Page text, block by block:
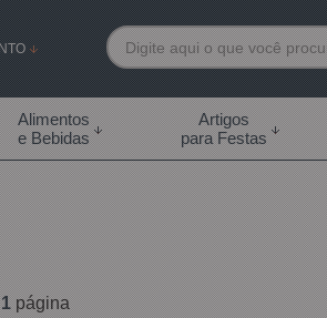
7892
(19) 99855-7892
- 08:30h às 18:00h Sábados -
09:00h às 14:00h
Alimentos
e Bebidas
Artigos
para Festas
1 página